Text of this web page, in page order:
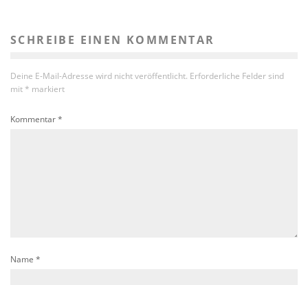
SCHREIBE EINEN KOMMENTAR
Deine E-Mail-Adresse wird nicht veröffentlicht. Erforderliche Felder sind
mit * markiert
Kommentar*
Name *